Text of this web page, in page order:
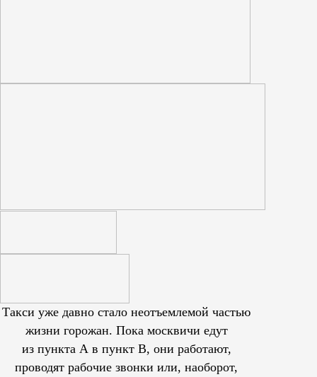
Такси уже давно стало неотъемлемой частью
жизни горожан. Пока москвичи едут
из пункта А в пункт В, они работают,
проводят рабочие звонки или, наоборот,